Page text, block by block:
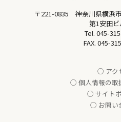
〒221-0835 神奈川県横浜
第1安田ビ
Tel. 045-
FAX. 045-
○ アク
○ 個人情報の取
○ サイト
○ お問い